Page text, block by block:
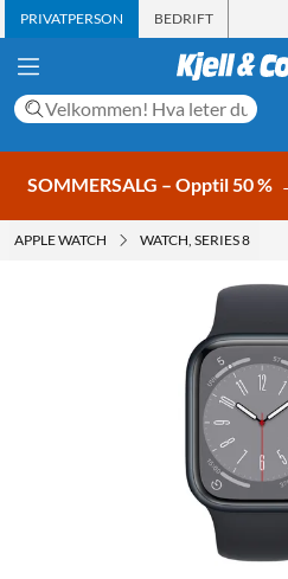
PRIVATPERSON BEDRIFT
SOMMERSALG – Opptil 50 %
APPLE WATCH WATCH, SERIES 8